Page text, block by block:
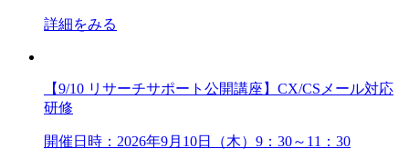
詳細をみる
【9/10 リサーチサポート公開講座】CX/CSメール対応
研修
開催日時：2026年9月10日（木）9：30～11：30